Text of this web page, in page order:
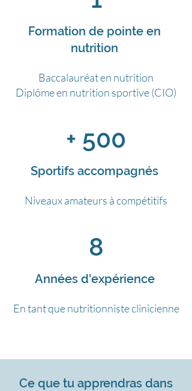
Formation de pointe en
nutrition
Baccalauréat en nutrition
​Diplôme en nutrition sportive (CIO)
+ 500
Sportifs accompagnés
Niveaux amateurs à compétitifs
8
Années d'expérience
En tant que nutritionniste clinicienne
Ce que tu apprendras dans